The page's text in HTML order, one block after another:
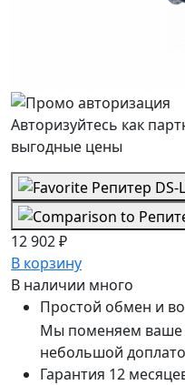
Авторизуйтесь как
выгодные цены
12 902 ₽
В корзину
В наличии много
Простой обмен и
Мы поменяем ваше
небольшой
Гарантия 12